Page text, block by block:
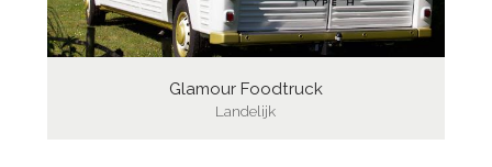
Glamour Foodtruck
Landelijk